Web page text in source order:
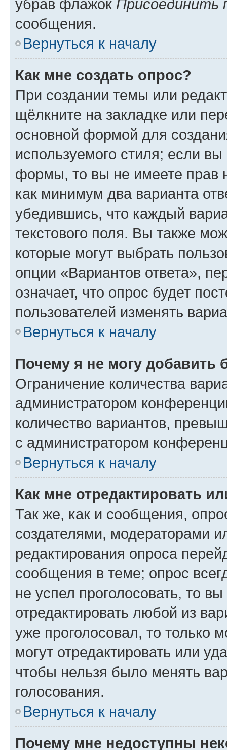
убрав флажок Присоединить
сообщения.
Вернуться к началу
Как мне создать опрос?
При создании темы или
щёлкните на закладке или
основной формой для
используемого стиля; если
формы, то вы не имеете прав
как минимум два варианта
убедившись, что каждый
текстового поля. Вы также
которые могут выбрать
опции «Вариантов ответа»,
означает, что опрос будет
пользователей изменять
Вернуться к началу
Почему я не могу добавить
Ограничение количества
администратором
количество вариантов,
с администратором
Вернуться к началу
Как мне отредактировать
Так же, как и сообщения,
создателями, модераторами
редактирования опроса
сообщения в теме; опрос
не успел проголосовать, то
отредактировать любой из
уже проголосовал, то только
могут отредактировать или
чтобы нельзя было менять
голосования.
Вернуться к началу
Почему мне недоступны